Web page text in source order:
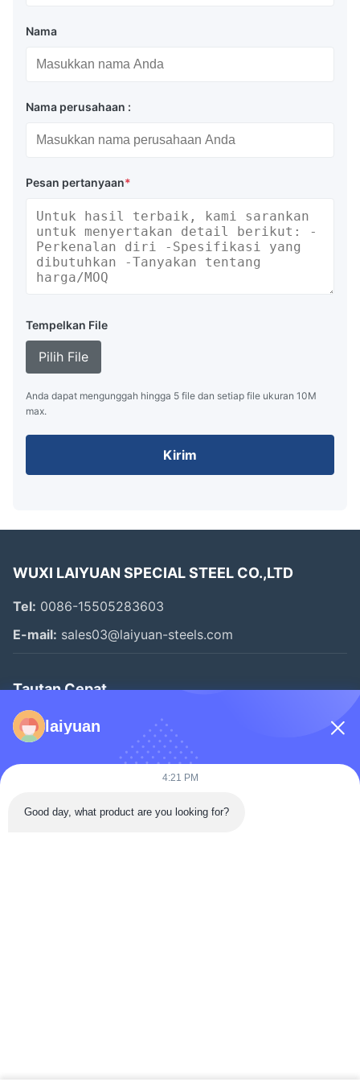
Nama
Nama perusahaan :
Pesan pertanyaan*
Tempelkan File
Pilih File
Anda dapat mengunggah hingga 5 file dan setiap file ukuran 10M
max.
Kirim
WUXI LAIYUAN SPECIAL STEEL CO.,LTD
Tel: 0086-15505283603
E-mail: sales03@laiyuan-steels.com
Tautan Cepat
Rumah
Tentang Kami
laiyuan
4:21 PM
Good day, what product are you looking for?